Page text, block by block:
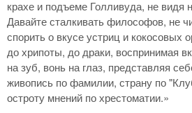
крахе и подъеме Голливуда, не видя
Давайте сталкивать философов, не
спорить о вкусе устриц и кокосовых
до хрипоты, до драки, воспринимая
на зуб, вонь на глаз, представляя
живопись по фамилии, страну по
остроту мнений по хрестоматии.»